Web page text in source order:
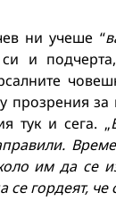
ни учеше “
и
за
тук и сега. „
им да се
се гордеят, че